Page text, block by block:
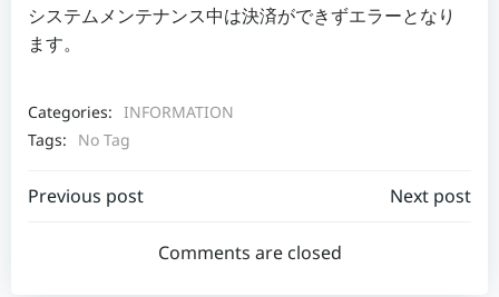
システムメンテナンス中は決済ができずエラーとなり
ます。
Categories: INFORMATION
Tags:
No Tag
Post
navigation
Previous post
navigation
Next post
Comments are closed